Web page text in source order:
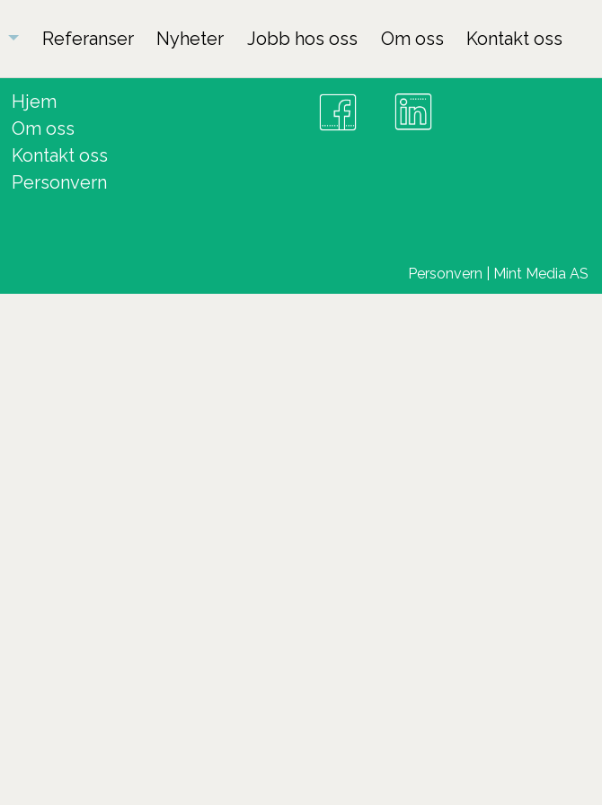
Referanser Nyheter Jobb hos oss Om oss Kontakt oss
Sitemap
Hjem
Om oss
Kontakt oss
Personvern
Følg oss
Personvern Mint Media AS